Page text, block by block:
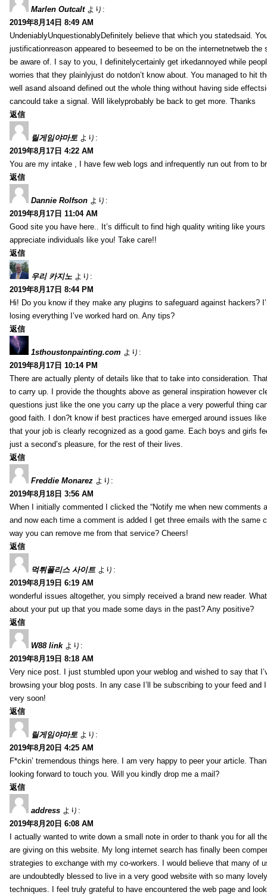
Marlen Outcalt より:
2019年8月14日 8:49 AM
UndeniablyUnquestionablyDefinitely believe that which you statedsaid.
justificationreason appeared to beseemed to be on the internetnetweb
be aware of. I say to you, I definitelycertainly get irkedannoyed while
worries that they plainlyjust do notdon’t know about. You managed to hit
well asand alsoand defined out the whole thing without having side
cancould take a signal. Will likelyprobably be back to get more. Thanks
返信
릴게임야마토 より:
2019年8月17日 4:22 AM
You are my intake , I have few web logs and infrequently run out from to
返信
Dannie Rolfson より:
2019年8月17日 11:04 AM
Good site you have here.. It’s difficult to find high quality writing like
appreciate individuals like you! Take care!!
返信
우리 카지노 より:
2019年8月17日 8:44 PM
Hi! Do you know if they make any plugins to safeguard against hackers?
losing everything I’ve worked hard on. Any tips?
返信
1sthoustonpainting.com より:
2019年8月17日 10:14 PM
There are actually plenty of details like that to take into consideration.
to carry up. I provide the thoughts above as general inspiration however
questions just like the one you carry up the place a very powerful thing
good faith. I don?t know if best practices have emerged around issues
that your job is clearly recognized as a good game. Each boys and girls
just a second’s pleasure, for the rest of their lives.
返信
Freddie Monarez より:
2019年8月18日 3:56 AM
When I initially commented I clicked the “Notify me when new comments
and now each time a comment is added I get three emails with the same
way you can remove me from that service? Cheers!
返信
먹튀폴리스 사이트 より:
2019年8月19日 6:19 AM
wonderful issues altogether, you simply received a brand new reader.
about your put up that you made some days in the past? Any positive?
返信
W88 link より:
2019年8月19日 8:18 AM
Very nice post. I just stumbled upon your weblog and wished to say that
browsing your blog posts. In any case I’ll be subscribing to your feed and
very soon!
返信
릴게임야마토 より:
2019年8月20日 4:25 AM
F*ckin’ tremendous things here. I am very happy to peer your article.
looking forward to touch you. Will you kindly drop me a mail?
返信
address より:
2019年8月20日 6:08 AM
I actually wanted to write down a small note in order to thank you for all
are giving on this website. My long internet search has finally been
strategies to exchange with my co-workers. I would believe that many of
are undoubtedly blessed to live in a very good website with so many
techniques. I feel truly grateful to have encountered the web page and